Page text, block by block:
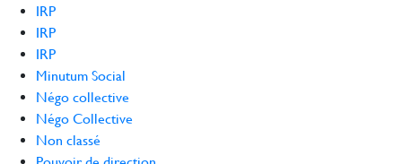
IRP
IRP
IRP
Minutum Social
Négo collective
Négo Collective
Non classé